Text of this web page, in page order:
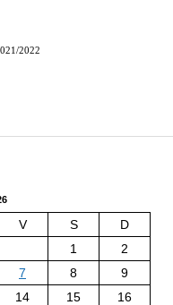
2022
V S
D
1
2
7 8
9
14 15
16